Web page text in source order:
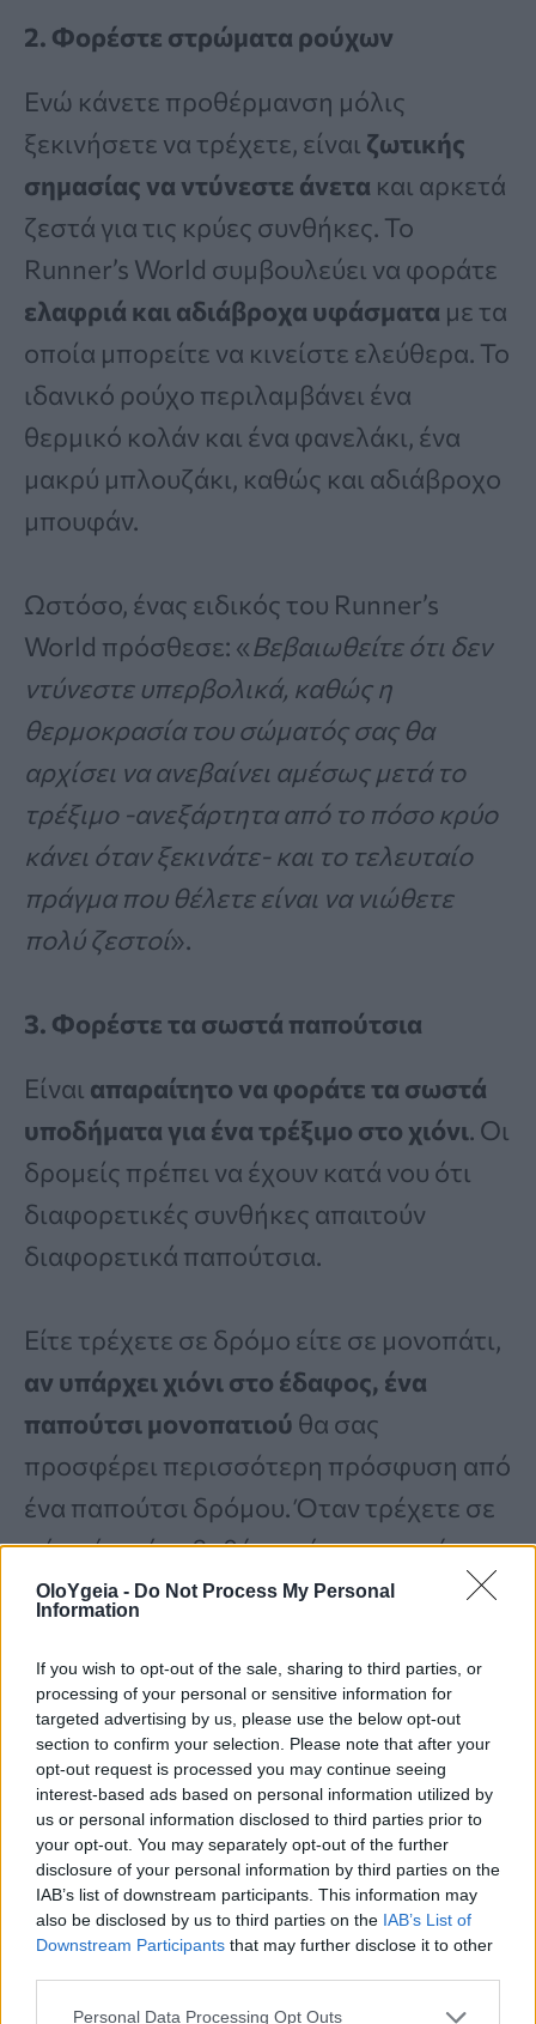
OloYgeia - Do Not Process My Personal
Information
If you wish to opt-out of the sale, sharing to third parties, or
processing of your personal or sensitive information for
targeted advertising by us, please use the below opt-out
section to confirm your selection. Please note that after your
opt-out request is processed you may continue seeing
interest-based ads based on personal information utilized by
us or personal information disclosed to third parties prior to
your opt-out. You may separately opt-out of the further
disclosure of your personal information by third parties on the
IAB’s list of downstream participants. This information may
also be disclosed by us to third parties on the IAB’s List of
Downstream Participants that may further disclose it to other
Personal Data Processing Opt Outs
2. Φορέστε στρώματα ρούχων
Ενώ κάνετε προθέρμανση μόλις
ξεκινήσετε να τρέχετε, είναι ζωτικής
σημασίας να ντύνεστε άνετα και αρκετά
ζεστά για τις κρύες συνθήκες. Το
Runner’s World συμβουλεύει να φοράτε
ελαφριά και αδιάβροχα υφάσματα με τα
οποία μπορείτε να κινείστε ελεύθερα. Το
ιδανικό ρούχο περιλαμβάνει ένα
θερμικό κολάν και ένα φανελάκι, ένα
μακρύ μπλουζάκι, καθώς και αδιάβροχο
μπουφάν.
Ωστόσο, ένας ειδικός του Runner’s
World πρόσθεσε: «Βεβαιωθείτε ότι δεν
ντύνεστε υπερβολικά, καθώς η
θερμοκρασία του σώματός σας θα
αρχίσει να ανεβαίνει αμέσως μετά το
τρέξιμο -ανεξάρτητα από το πόσο κρύο
κάνει όταν ξεκινάτε- και το τελευταίο
πράγμα που θέλετε είναι να νιώθετε
πολύ ζεστοί».
3. Φορέστε τα σωστά παπούτσια
Είναι απαραίτητο να φοράτε τα σωστά
υποδήματα για ένα τρέξιμο στο χιόνι. Οι
δρομείς πρέπει να έχουν κατά νου ότι
διαφορετικές συνθήκες απαιτούν
διαφορετικά παπούτσια.
Είτε τρέχετε σε δρόμο είτε σε μονοπάτι,
αν υπάρχει χιόνι στο έδαφος, ένα
παπούτσι μονοπατιού θα σας
προσφέρει περισσότερη πρόσφυση από
ένα παπούτσι δρόμου. Όταν τρέχετε σε
πάγο ή σε ένα βαθύ στρώμα χιονιού, η
συσκευή έλξης εφαρμόζει πάνω από τα
και να σας δώσει τον έλεγχο σε
ολισθηρές συνθήκες.
Διαβάστε Περισσότερα
Γονιμότητα: Πώς οι χαμηλές